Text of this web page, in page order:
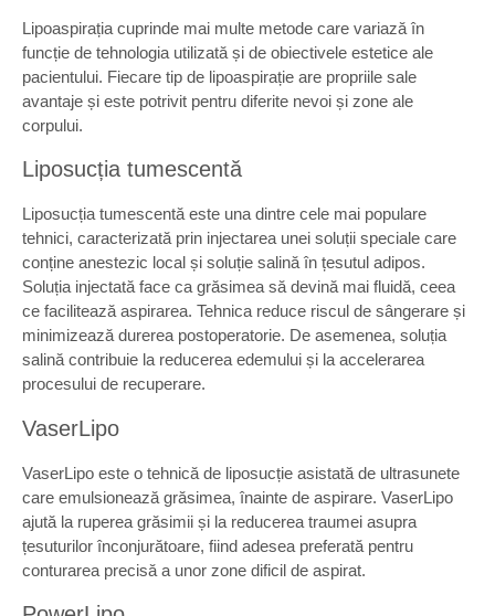
Lipoaspirația cuprinde mai multe metode care variază în
funcție de tehnologia utilizată și de obiectivele estetice ale
pacientului. Fiecare tip de lipoaspirație are propriile sale
avantaje și este potrivit pentru diferite nevoi și zone ale
corpului.
Liposucția tumescentă
Liposucția tumescentă este una dintre cele mai populare
tehnici, caracterizată prin injectarea unei soluții speciale care
conține anestezic local și soluție salină în țesutul adipos.
Soluția injectată face ca grăsimea să devină mai fluidă, ceea
ce facilitează aspirarea. Tehnica reduce riscul de sângerare și
minimizează durerea postoperatorie. De asemenea, soluția
salină contribuie la reducerea edemului și la accelerarea
procesului de recuperare.
VaserLipo
VaserLipo este o tehnică de liposucție asistată de ultrasunete
care emulsionează grăsimea, înainte de aspirare. VaserLipo
ajută la ruperea grăsimii și la reducerea traumei asupra
țesuturilor înconjurătoare, fiind adesea preferată pentru
conturarea precisă a unor zone dificil de aspirat.